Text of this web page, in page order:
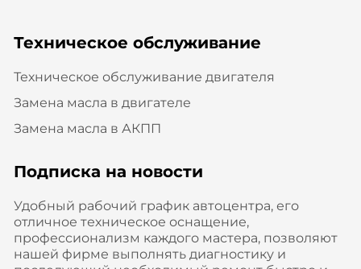
Техническое обслуживание
Техническое обслуживание двигателя
Замена масла в двигателе
Замена масла в АКПП
Подписка на новости
Удобный рабочий график автоцентра, его
отличное техническое оснащение,
профессионализм каждого мастера, позволяют
нашей фирме выполнять диагностику и